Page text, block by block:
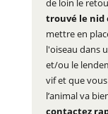
de loin le
trouvé le nid
mettre en
l'oiseau dans
et/ou le
vif et que
l’animal va
contactez